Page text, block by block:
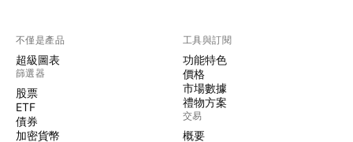
不僅是產品
超級圖表
篩選器
股票
ETF
債券
加密貨幣
工具與訂閱
功能特色
價格
市場數據
禮物方案
交易
概要